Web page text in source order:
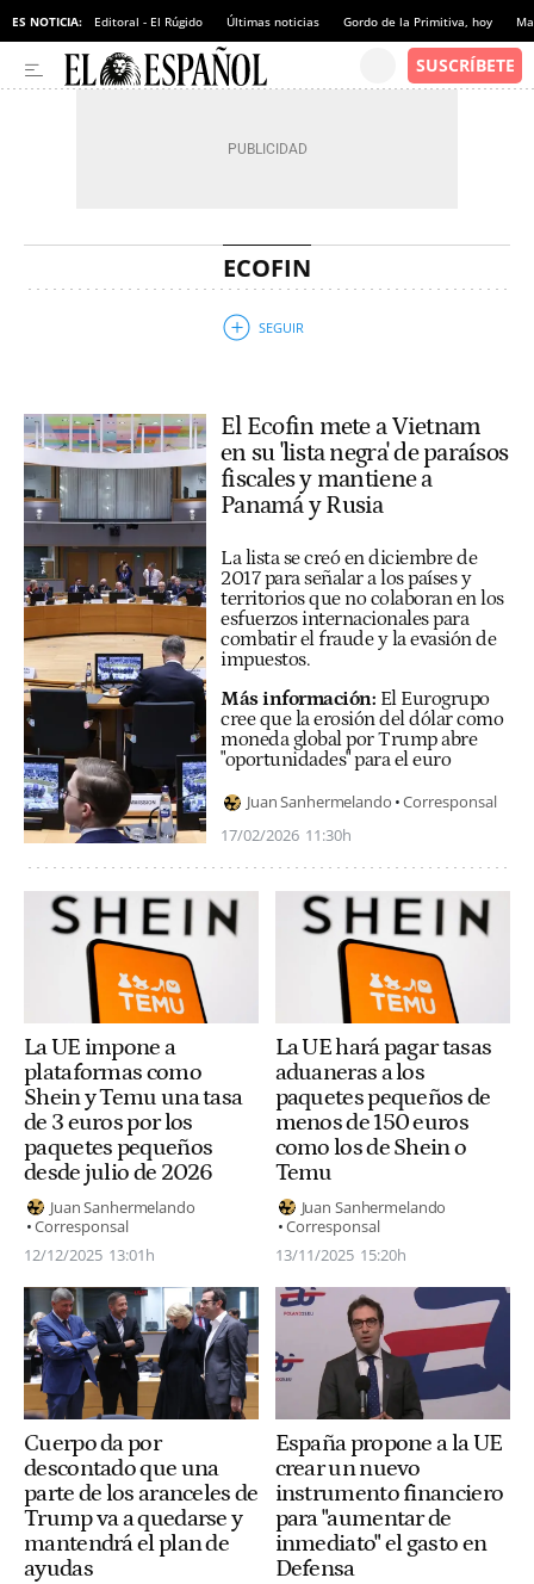
ES NOTICIA: Editoral - El Rúgido Últimas noticias Gordo de la Primitiva, hoy
ECOFIN
El Ecofin mete a Vietnam
en su 'lista negra' de paraísos
fiscales y mantiene a
Panamá y Rusia
La lista se creó en diciembre de
2017 para señalar a los países y
territorios que no colaboran en los
esfuerzos internacionales para
combatir el fraude y la evasión de
impuestos.
Más información: El Eurogrupo
cree que la erosión del dólar como
moneda global por Trump abre
"oportunidades" para el euro
Juan Sanhermelando Corresponsal
17/02/2026 11:30h
La UE impone a
plataformas como
Shein y Temu una tasa
de 3 euros por los
paquetes pequeños
desde julio de 2026
Juan Sanhermelando
Corresponsal
12/12/2025 13:01h
La UE hará pagar tasas
aduaneras a los
paquetes pequeños de
menos de 150 euros
como los de Shein o
Temu
Juan Sanhermelando
Corresponsal
13/11/2025 15:20h
Cuerpo da por
descontado que una
parte de los aranceles de
Trump va a quedarse y
mantendrá el plan de
ayudas
España propone a la UE
crear un nuevo
instrumento financiero
para "aumentar de
inmediato" el gasto en
Defensa